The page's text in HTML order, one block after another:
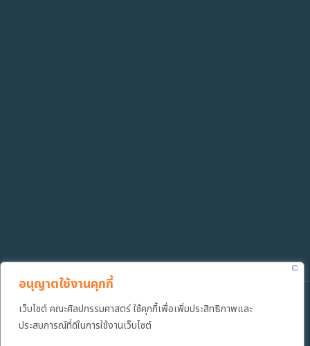
อนุญาตใช้งานคุกกี้
เว็บไซต์ คณะศิลปกรรมศาสตร์ ใช้คุกกี้เพื่อเพิ่มประสิทธิภาพและ
ประสบการณ์ที่ดีในการใช้งานเว็บไซต์
Copyright ©️ 2022 คณะศิลปกรรมศาสตร์ มหาวิทยาลัยเทคโนโลยีราช
มงคลธัญบุรี